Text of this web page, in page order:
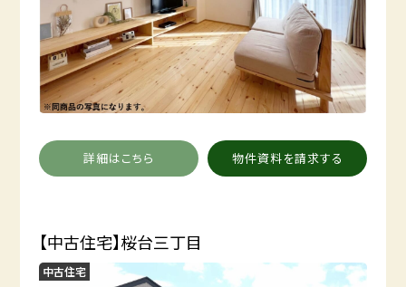
詳細はこちら 物件資料を請求する
【中古住宅】桜台三丁目
中古住宅